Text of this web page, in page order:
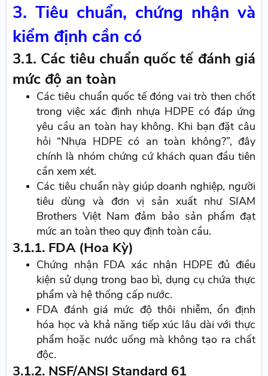
3. Tiêu chuẩn, chứng nhận và
kiểm định cần có
3.1. Các tiêu chuẩn quốc tế đánh giá
mức độ an toàn
Các tiêu chuẩn quốc tế đóng vai trò then chốt
trong việc xác định nhựa HDPE có đáp ứng
yêu cầu an toàn hay không. Khi bạn đặt câu
hỏi “Nhựa HDPE có an toàn không?”, đây
chính là nhóm chứng cứ khách quan đầu tiên
cần xem xét.
Các tiêu chuẩn này giúp doanh nghiệp, người
tiêu dùng và đơn vị sản xuất như SIAM
Brothers Việt Nam đảm bảo sản phẩm đạt
mức an toàn theo quy định toàn cầu.
3.1.1. FDA (Hoa Kỳ)
Chứng nhận FDA xác nhận HDPE đủ điều
kiện sử dụng trong bao bì, dụng cụ chứa thực
phẩm và hệ thống cấp nước.
FDA đánh giá mức độ thôi nhiễm, ổn định
hóa học và khả năng tiếp xúc lâu dài với thực
phẩm hoặc nước uống mà không tạo ra chất
độc.
3.1.2. NSF/ANSI Standard 61